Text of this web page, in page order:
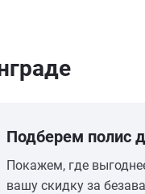
Подберем полис
Покажем, где
вашу скидку за